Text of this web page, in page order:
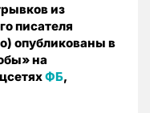
из
писателя
опубликованы в
на
ФБ,